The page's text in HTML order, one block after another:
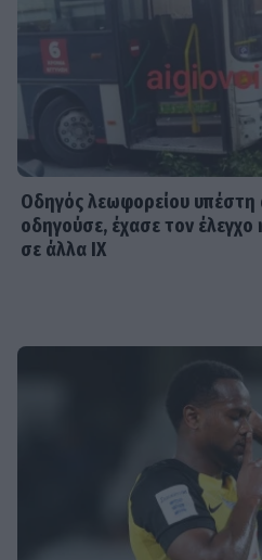
Οδηγός λεωφορείου
οδηγούσε, έχασε τον έλεγχο
σε άλλα ΙΧ